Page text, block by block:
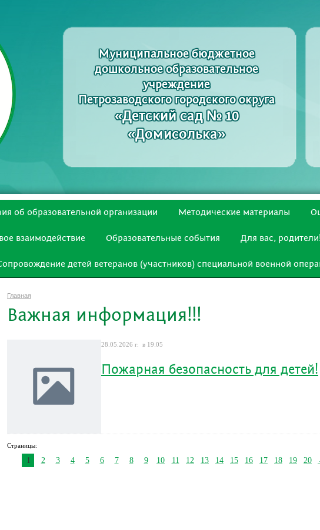
Муниципальное бюджетное
дошкольное образовательное
учреждение
Петрозаводского городского округа
«Детский сад № 10
«Домисолька»
об образовательной организации Методические материалы
взаимодействие Образовательные события Для вас, родители!
детей ветеранов (участников) специальной военной
Главная
Важная информация!!!
28.05.2026 г. в 19:05
Пожарная безопасность для детей!
Страницы:
1 2 3 4 5 6 7 8 9 10 11 12 13 14 15 16 17 18 19 20